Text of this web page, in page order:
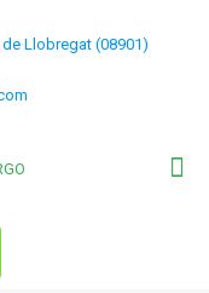
Llobregat (08901)